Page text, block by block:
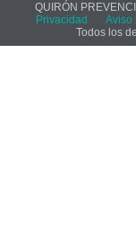
QUIRÓN
Privacidad
Aviso
Todos los